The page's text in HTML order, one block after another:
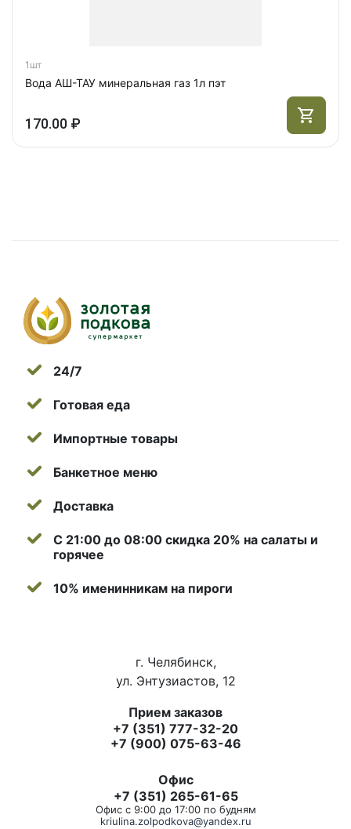
1шт
Вода АШ-ТАУ минеральная газ 1л пэт
170.00 ₽
24/7
Готовая еда
Импортные товары
Банкетное меню
Доставка
С 21:00 до 08:00 скидка 20% на салаты и
горячее
10% именинникам на пироги
г. Челябинск,
ул. Энтузиастов, 12
Прием заказов
+7 (351) 777-32-20
+7 (900) 075-63-46
Офис
+7 (351) 265-61-65
Офис с 9:00 до 17:00 по будням
kriulina.zolpodkova@yandex.ru